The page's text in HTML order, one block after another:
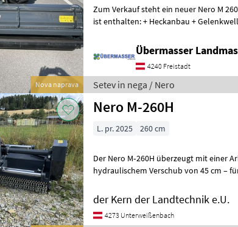
Nova naprava
Zum Verkauf steht ein neuer Nero M 260 H Mulcher.
ist enthalten: + Heckanbau + Gelenkwelle + Hydraulischer
Übermasser
4240 Freistadt
Setev in nega / Nero
Nero M-260H
L. pr. 2025 260 cm
Der Nero M‑260H überzeugt mit einer
hydraulischem Verschub von 45 cm – für
der Kern der Landtechnik e.U.
4273 Unterweißenbach